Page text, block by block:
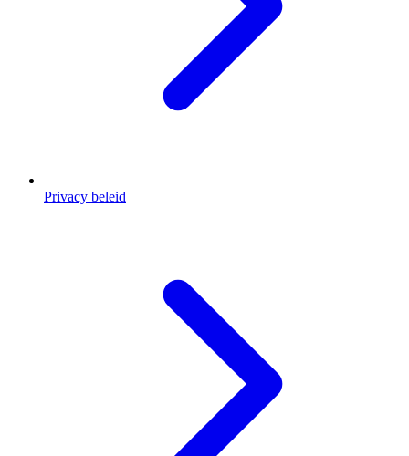
Privacy beleid